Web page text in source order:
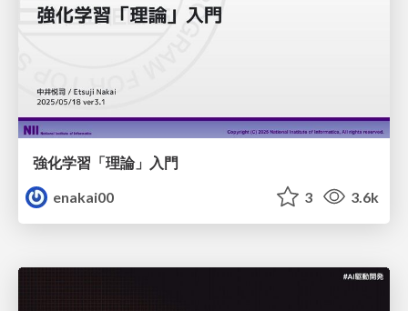
強化学習「理論」入門
enakai00
3 3.6k